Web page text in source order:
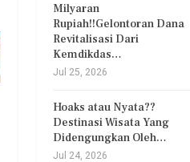
Milyaran
Rupiah!!Gelontoran Dana
Revitalisasi Dari
Kemdikdas…
Jul 25, 2026
Hoaks atau Nyata??
Destinasi Wisata Yang
Didengungkan Oleh…
Jul 24, 2026